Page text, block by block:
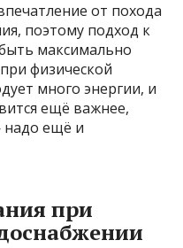
от похода
поэтому подход к
максимально
физической
много энергии, и
ещё важнее,
надо ещё и
при